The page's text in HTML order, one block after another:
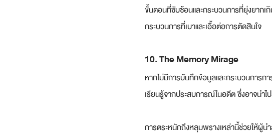
ขั้นตอนที่ซับซ้อนและกระบวนการที่ยุ่งยากเ
กระบวนการที่เบาและเอื้อต่อการตัดสินใจ
10. The Memory Mirage
หากไม่มีการบันทึกข้อมูลและกระบวนการก
เรียนรู้จากประสบการณ์ในอดีต ซึ่งอาจนำ
การตระหนักถึงหลุมพรางเหล่านี้ช่วยให้ผู้น